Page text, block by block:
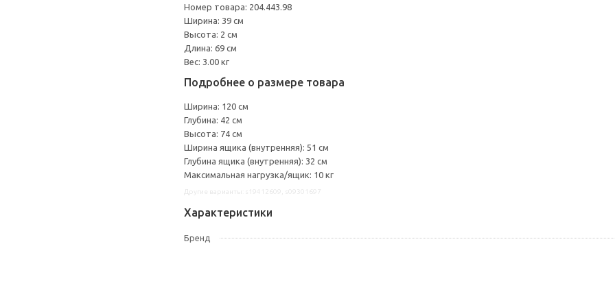
Номер товара: 204.443.98
Ширина: 39 см
Высота: 2 см
Длина: 69 см
Вес: 3.00 кг
Подробнее о размере товара
Ширина: 120 см
Глубина: 42 см
Высота: 74 см
Ширина ящика (внутренняя): 51 см
Глубина ящика (внутренняя): 32 см
Максимальная нагрузка/ящик: 10 кг
Характеристики
Бренд